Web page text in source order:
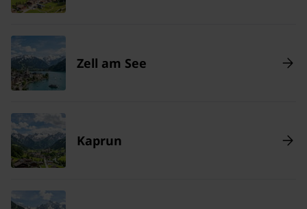
Zell am See
Kaprun